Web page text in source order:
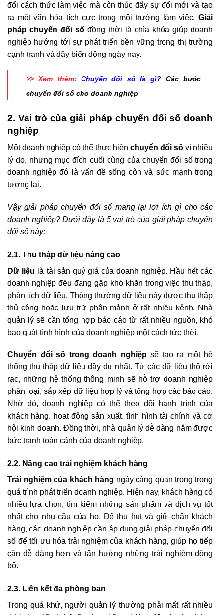
đổi cách thức làm việc mà còn thúc đẩy sự đổi mới và tạo
ra một văn hóa tích cực trong môi trường làm việc. Giải
pháp chuyển đổi số đồng thời là chìa khóa giúp doanh
nghiệp hướng tới sự phát triển bền vững trong thị trường
cạnh tranh và đầy biến động ngày nay.
>> Xem thêm: Chuyển đổi số là gì? Các bước
chuyển đổi số cho doanh nghiệp
2. Vai trò của giải pháp chuyển đổi số doanh
nghiệp
Một doanh nghiệp có thể thực hiện chuyển đổi số vì nhiều
lý do, nhưng mục đích cuối cùng của chuyển đổi số trong
doanh nghiệp đó là vấn đề sống còn và sức mạnh trong
tương lai.
Vậy giải pháp chuyển đổi số mang lại lợi ích gì cho các
doanh nghiệp? Dưới đây là 5 vai trò của giải pháp chuyển
đổi số này:
2.1. Thu thập dữ liệu nâng cao
Dữ liệu là tài sản quý giá của doanh nghiệp. Hầu hết các
doanh nghiệp đều đang gặp khó khăn trong việc thu thập,
phân tích dữ liệu. Thông thường dữ liệu này được thu thập
thủ công hoặc lưu trữ phân mảnh ở rất nhiều kênh. Nhà
quản lý sẽ cần tổng hợp báo cáo từ rất nhiều nguồn, khó
bao quát tình hình của doanh nghiệp một cách tức thời.
Chuyển đổi số trong doanh nghiệpsẽ tạo ra một hệ
thống thu thập dữ liệu đầy đủ nhất. Từ các dữ liệu thô rời
rạc, những hệ thống thông minh sẽ hỗ trợ doanh nghiệp
phân loại, sắp xếp dữ liệu hợp lý và tổng hợp các báo cáo.
Nhờ đó, doanh nghiệp có thể theo dõi hành trình của
khách hàng, hoạt động sản xuất, tình hình tài chính và cơ
hội kinh doanh. Đồng thời, nhà quản lý dễ dàng nắm được
bức tranh toàn cảnh của doanh nghiệp.
2.2. Nâng cao trải nghiệm khách hàng
Trải nghiệm của khách hàng ngày càng quan trọng trong
quá trình phát triển doanh nghiệp. Hiện nay, khách hàng có
nhiều lựa chọn, tìm kiếm những sản phẩm và dịch vụ tốt
nhất cho nhu cầu của họ. Để thu hút và giữ chân khách
hàng, các doanh nghiệp cần áp dụng giải pháp chuyển đổi
số để tối ưu hóa trải nghiệm của khách hàng, giúp họ tiếp
cận dễ dàng hơn và tận hưởng những trải nghiệm động
bộ.
2.3. Liên kết đa phòng ban
Trong quá khứ, người quản lý thường phải mất rất nhiều